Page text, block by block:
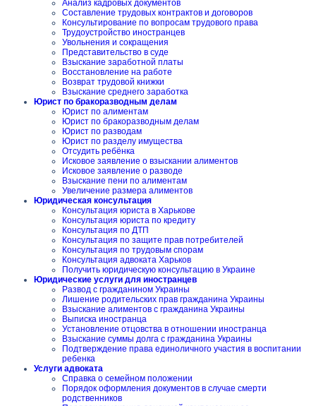
Анализ кадровых документов
Составление трудовых контрактов и договоров
Консультирование по вопросам трудового права
Трудоустройство иностранцев
Увольнения и сокращения
Представительство в суде
Взыскание заработной платы
Восстановление на работе
Возврат трудовой книжки
Взыскание среднего заработка
Юрист по бракоразводным делам
Юрист по алиментам
Юрист по бракоразводным делам
Юрист по разводам
Юрист по разделу имущества
Отсудить ребёнка
Исковое заявление о взыскании алиментов
Исковое заявление о разводе
Взыскание пени по алиментам
Увеличение размера алиментов
Юридическая консультация
Консультация юриста в Харькове
Консультация юриста по кредиту
Консультация по ДТП
Консультация по защите прав потребителей
Консультация по трудовым спорам
Консультация адвоката Харьков
Получить юридическую консультацию в Украине
Юридические услуги для иностранцев
Развод с гражданином Украины
Лишение родительских прав гражданина Украины
Взыскание алиментов с гражданина Украины
Выписка иностранца
Установление отцовства в отношении иностранца
Взыскание суммы долга с гражданина Украины
Подтверждение права единоличного участия в воспитании
ребенка
Услуги адвоката
Справка о семейном положении
Порядок оформления документов в случае смерти
родственников